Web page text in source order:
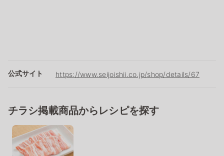
公式サイト https://www.seijoishii.co.jp/shop/details/67
チラシ掲載商品からレシピを探す